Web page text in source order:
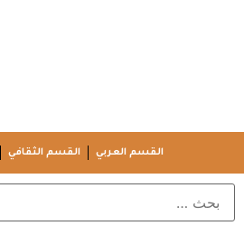
القسم العربي القسم الثقافي